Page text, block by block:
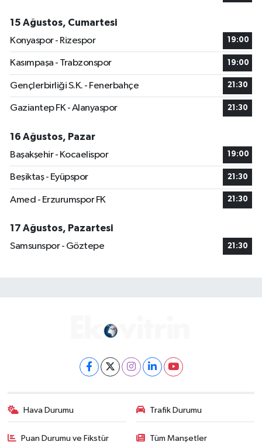
15 Ağustos, Cumartesi
Konyaspor - Rizespor
19:00
Kasımpaşa - Trabzonspor 19:00
Gençlerbirliği S.K. - Fenerbahçe 21:30
Gaziantep FK - Alanyaspor 21:30
16 Ağustos, Pazar
Başakşehir - Kocaelispor
19:00
Beşiktaş - Eyüpspor 21:30
Amed - Erzurumspor FK 21:30
17 Ağustos, Pazartesi
Samsunspor - Göztepe
21:30
Hava Durumu Trafik Durumu
Puan Durumu ve Fikstür Tüm Manşetler